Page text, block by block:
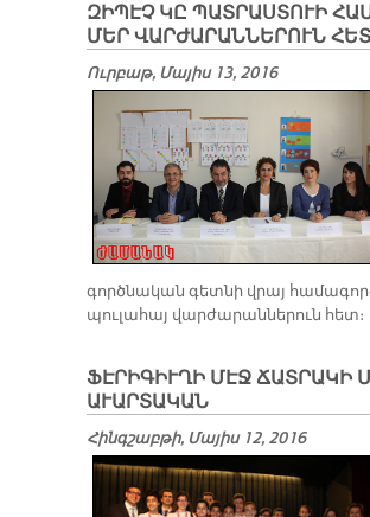
ԶԻՊԷՉ ԿԸ ՊԱՏՐԱՍՏՈՒԻ
ՄԵՐ ՎԱՐԺԱՐԱՆՆԵՐՈՒՆ ՀԵՏ
Ուրբաթ, Մայիս 13, 2016
գործ­նա­կան գետ­նի վրայ
պու­լա­հայ վար­ժա­րան­նե­րուն հետ։
ՖԷՐԻԳԻՒՂԻ ՄԷՋ ՃԱՏՐԱԿԻ
ԱՒԱՐՏԱԿԱՆ
Հինգշաբթի, Մայիս 12, 2016